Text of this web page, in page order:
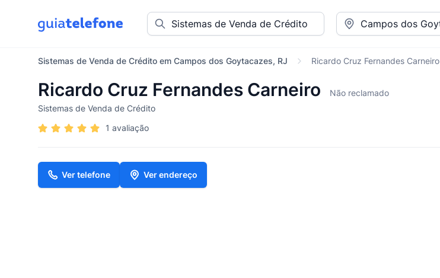
Sistemas de Venda de Crédito em Campos dos Goytacazes, RJ Ricardo Cruz Fernandes Carneiro
Ricardo Cruz Fernandes Carneiro
Não reclamado
Sistemas de Venda de Crédito
1 avaliação
Ver telefone Ver endereço